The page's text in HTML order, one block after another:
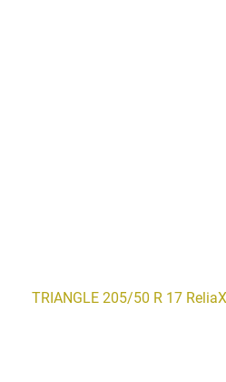
TRIANGLE 205/50 R 17